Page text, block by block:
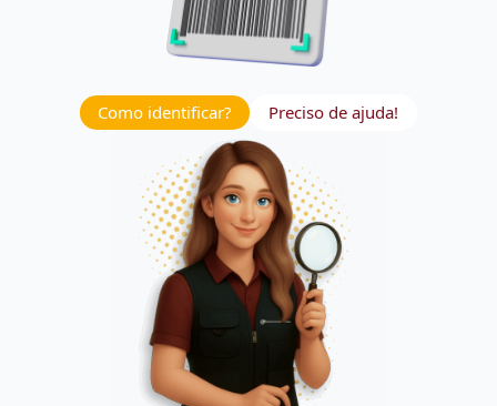
Como identificar? Preciso de ajuda!